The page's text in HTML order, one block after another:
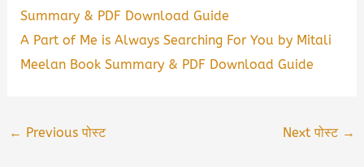
Summary & PDF Download Guide
A Part of Me is Always Searching For You by Mitali
Meelan Book Summary & PDF Download Guide
← Previous पोस्ट Next पोस्ट →